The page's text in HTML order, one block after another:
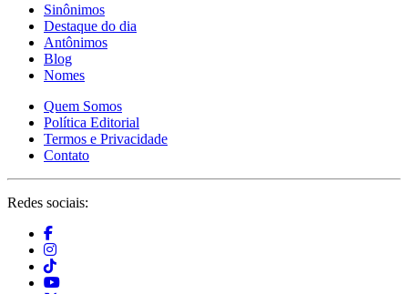
Sinônimos
Destaque do dia
Antônimos
Blog
Nomes
Quem Somos
Política Editorial
Termos e Privacidade
Contato
Redes sociais: